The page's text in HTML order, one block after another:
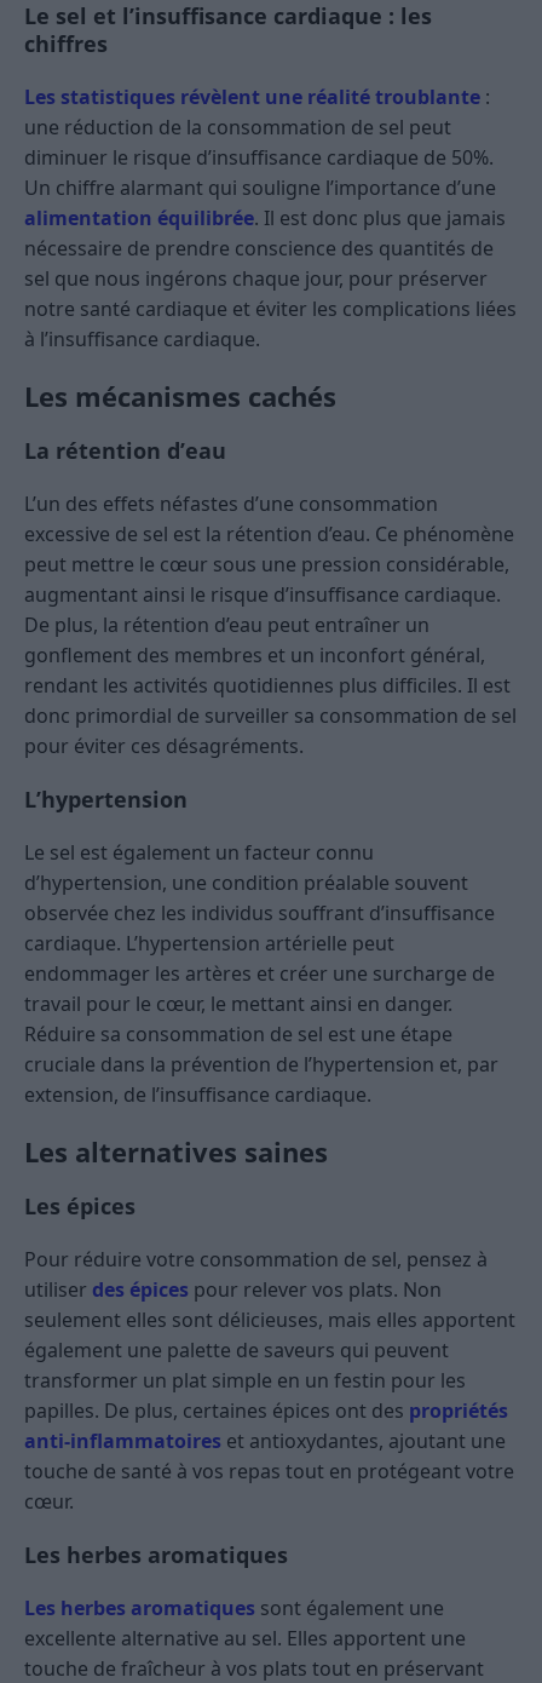
Le sel et l’insuffisance cardiaque : les
chiffres
Les statistiques révèlent une réalité troublante :
une réduction de la consommation de sel peut
diminuer le risque d’insuffisance cardiaque de 50%.
Un chiffre alarmant qui souligne l’importance d’une
alimentation équilibrée. Il est donc plus que jamais
nécessaire de prendre conscience des quantités de
sel que nous ingérons chaque jour, pour préserver
notre santé cardiaque et éviter les complications liées
à l’insuffisance cardiaque.
Les mécanismes cachés
La rétention d’eau
L’un des effets néfastes d’une consommation
excessive de sel est la rétention d’eau. Ce phénomène
peut mettre le cœur sous une pression considérable,
augmentant ainsi le risque d’insuffisance cardiaque.
De plus, la rétention d’eau peut entraîner un
gonflement des membres et un inconfort général,
rendant les activités quotidiennes plus difficiles. Il est
donc primordial de surveiller sa consommation de sel
pour éviter ces désagréments.
L’hypertension
Le sel est également un facteur connu
d’hypertension, une condition préalable souvent
observée chez les individus souffrant d’insuffisance
cardiaque. L’hypertension artérielle peut
endommager les artères et créer une surcharge de
travail pour le cœur, le mettant ainsi en danger.
Réduire sa consommation de sel est une étape
cruciale dans la prévention de l’hypertension et, par
extension, de l’insuffisance cardiaque.
Les alternatives saines
Les épices
Pour réduire votre consommation de sel, pensez à
utiliser des épices pour relever vos plats. Non
seulement elles sont délicieuses, mais elles apportent
également une palette de saveurs qui peuvent
transformer un plat simple en un festin pour les
papilles. De plus, certaines épices ont des propriétés
anti-inflammatoires et antioxydantes, ajoutant une
touche de santé à vos repas tout en protégeant votre
cœur.
Les herbes aromatiques
Les herbes aromatiques sont également une
excellente alternative au sel. Elles apportent une
touche de fraîcheur à vos plats tout en préservant